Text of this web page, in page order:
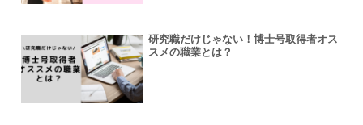
研究職だけじゃない！博士号取得者オス
スメの職業とは？